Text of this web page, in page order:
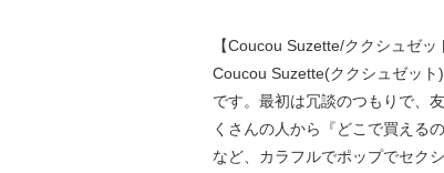
【Coucou Suzette/ククシュゼッ
Coucou Suzette(ククシュゼッ
です。最初は冗談のつもりで、
くさんの人から『どこで買える
など、カラフルでポップでセク